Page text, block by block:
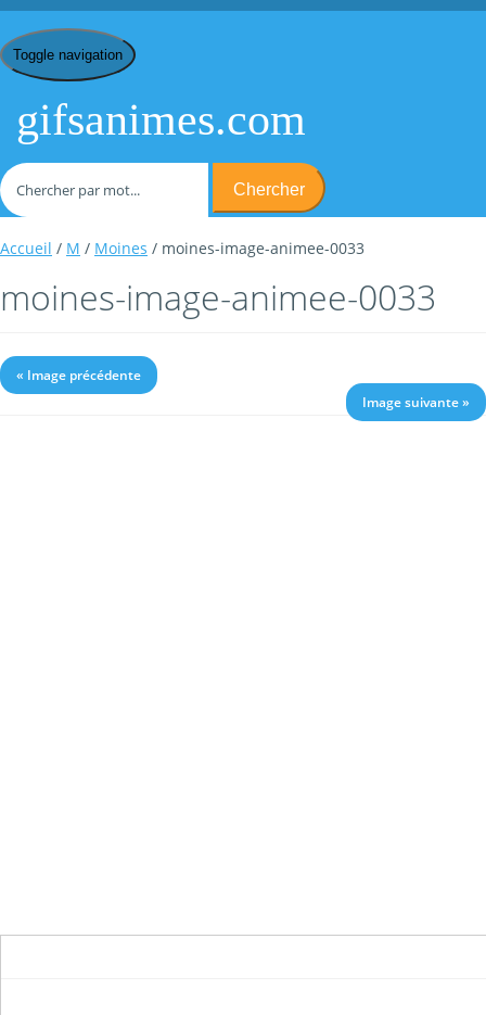
Toggle navigation
gifsanimes.com
Chercher
Accueil / M / Moines / moines-image-animee-0033
moines-image-animee-0033
« Image précédente
Image suivante »